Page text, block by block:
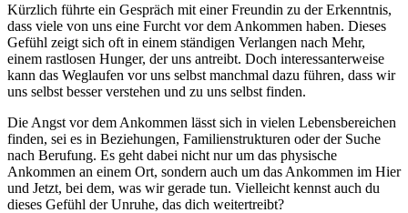
Kürzlich führte ein Gespräch mit einer Freundin zu der Erkenntnis,
dass viele von uns eine Furcht vor dem Ankommen haben. Dieses
Gefühl zeigt sich oft in einem ständigen Verlangen nach Mehr,
einem rastlosen Hunger, der uns antreibt. Doch interessanterweise
kann das Weglaufen vor uns selbst manchmal dazu führen, dass wir
uns selbst besser verstehen und zu uns selbst finden.
Die Angst vor dem Ankommen lässt sich in vielen Lebensbereichen
finden, sei es in Beziehungen, Familienstrukturen oder der Suche
nach Berufung. Es geht dabei nicht nur um das physische
Ankommen an einem Ort, sondern auch um das Ankommen im Hier
und Jetzt, bei dem, was wir gerade tun. Vielleicht kennst auch du
dieses Gefühl der Unruhe, das dich weitertreibt?